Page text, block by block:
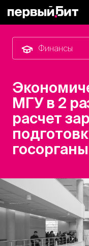
Финансы
МГУ в 2
расчет
госорганы